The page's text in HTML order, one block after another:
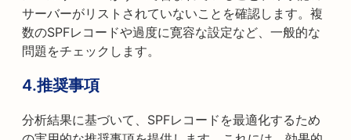
サーバーがリストされていないことを確認します。複
数のSPFレコードや過度に寛容な設定など、一般的な
問題をチェックします。
4.推奨事項
分析結果に基づいて、SPFレコードを最適化するため